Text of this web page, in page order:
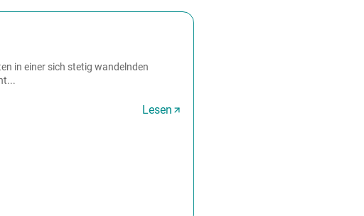
in einer sich stetig wandelnden
Lesen